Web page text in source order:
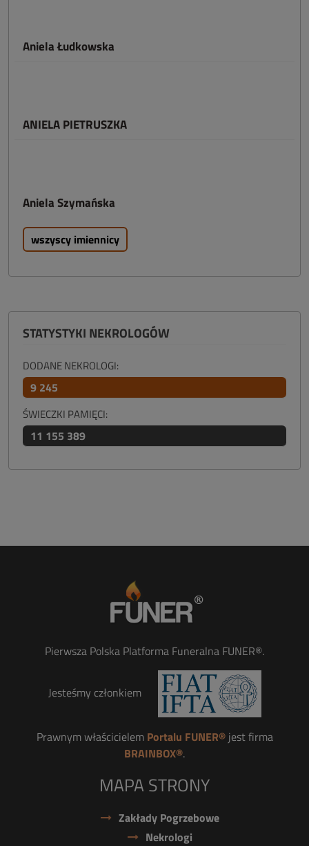
Aniela Łudkowska
ANIELA PIETRUSZKA
Aniela Szymańska
wszyscy imiennicy
STATYSTYKI NEKROLOGÓW
DODANE NEKROLOGI:
9 245
ŚWIECZKI PAMIĘCI:
11 155 389
Pierwsza Polska Platforma Funeralna FUNER®.
Jesteśmy członkiem
Prawnym właścicielem Portalu FUNER®jest firma
BRAINBOX®.
MAPA STRONY
Zakłady Pogrzebowe
Nekrologi